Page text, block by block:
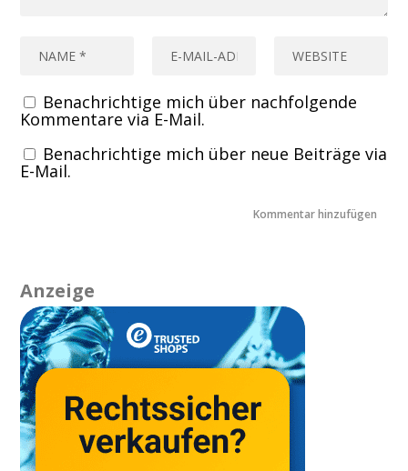
Benachrichtige mich über nachfolgende
Kommentare via E-Mail.
Benachrichtige mich über neue Beiträge via
E-Mail.
Anzeige